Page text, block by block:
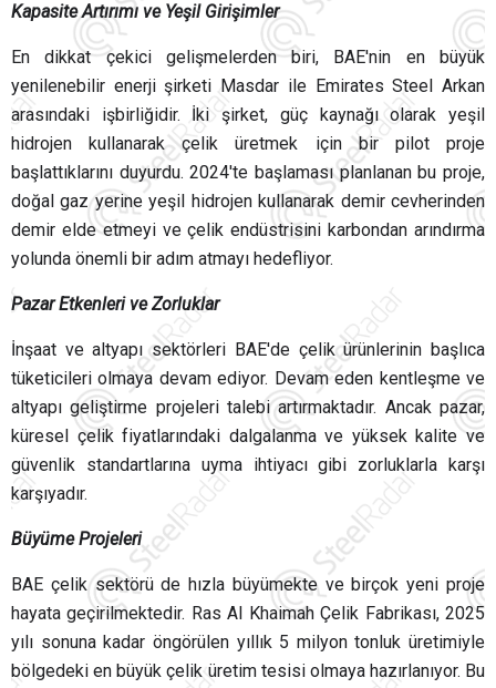
Kapasite Artırımı ve Yeşil Girişimler
En dikkat çekici gelişmelerden biri, BAE'nin en büyük
yenilenebilir enerji şirketi Masdar ile Emirates Steel Arkan
arasındaki işbirliğidir. İki şirket, güç kaynağı olarak yeşil
hidrojen kullanarak çelik üretmek için bir pilot proje
başlattıklarını duyurdu. 2024'te başlaması planlanan bu proje,
doğal gaz yerine yeşil hidrojen kullanarak demir cevherinden
demir elde etmeyi ve çelik endüstrisini karbondan arındırma
yolunda önemli bir adım atmayı hedefliyor.
Pazar Etkenleri ve Zorluklar
İnşaat ve altyapı sektörleri BAE'de çelik ürünlerinin başlıca
tüketicileri olmaya devam ediyor. Devam eden kentleşme ve
altyapı geliştirme projeleri talebi artırmaktadır. Ancak pazar,
küresel çelik fiyatlarındaki dalgalanma ve yüksek kalite ve
güvenlik standartlarına uyma ihtiyacı gibi zorluklarla karşı
karşıyadır.
Büyüme Projeleri
BAE çelik sektörü de hızla büyümekte ve birçok yeni proje
hayata geçirilmektedir. Ras Al Khaimah Çelik Fabrikası, 2025
yılı sonuna kadar öngörülen yıllık 5 milyon tonluk üretimiyle
bölgedeki en büyük çelik üretim tesisi olmaya hazırlanıyor. Bu